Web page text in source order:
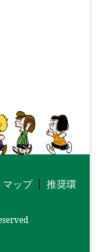
マップ
推奨環